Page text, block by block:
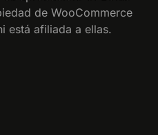
de WooCommerce
está afiliada a ellas.